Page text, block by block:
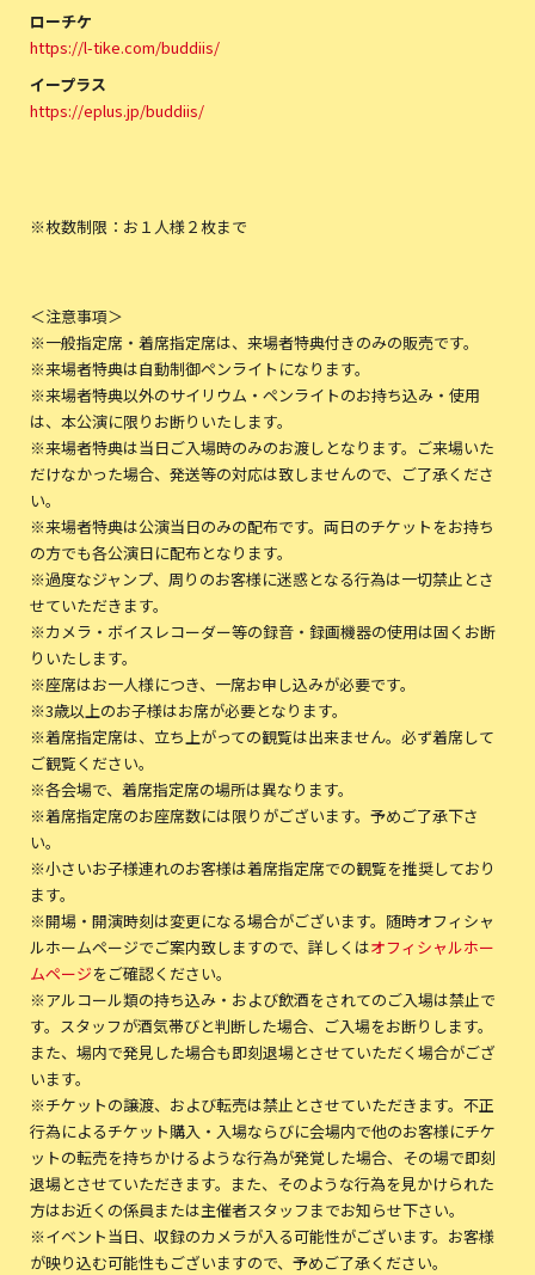
ローチケ
https://l-tike.com/buddiis/
イープラス
https://eplus.jp/buddiis/
※枚数制限：お１人様２枚まで
＜注意事項＞
※一般指定席・着席指定席は、来場者特典付きのみの販売です。
※来場者特典は自動制御ペンライトになります。
※来場者特典以外のサイリウム・ペンライトのお持ち込み・使用
は、本公演に限りお断りいたします。
※来場者特典は当日ご入場時のみのお渡しとなります。ご来場いた
だけなかった場合、発送等の対応は致しませんので、ご了承くださ
い。
※来場者特典は公演当日のみの配布です。両日のチケットをお持ち
の方でも各公演日に配布となります。
※過度なジャンプ、周りのお客様に迷惑となる行為は一切禁止とさ
せていただきます。
※カメラ・ボイスレコーダー等の録音・録画機器の使用は固くお断
りいたします。
※座席はお一人様につき、一席お申し込みが必要です。
※3歳以上のお子様はお席が必要となります。
※着席指定席は、立ち上がっての観覧は出来ません。必ず着席して
ご観覧ください。
※各会場で、着席指定席の場所は異なります。
※着席指定席のお座席数には限りがございます。予めご了承下さ
い。
※小さいお子様連れのお客様は着席指定席での観覧を推奨しており
ます。
※開場・開演時刻は変更になる場合がございます。随時オフィシャ
ルホームページでご案内致しますので、詳しくはオフィシャルホー
ムページをご確認ください。
※アルコール類の持ち込み・および飲酒をされてのご入場は禁止で
す。スタッフが酒気帯びと判断した場合、ご入場をお断りします。
また、場内で発見した場合も即刻退場とさせていただく場合がござ
います。
※チケットの譲渡、および転売は禁止とさせていただきます。不正
行為によるチケット購入・入場ならびに会場内で他のお客様にチケ
ットの転売を持ちかけるような行為が発覚した場合、その場で即刻
退場とさせていただきます。また、そのような行為を見かけられた
方はお近くの係員または主催者スタッフまでお知らせ下さい。
※イベント当日、収録のカメラが入る可能性がございます。お客様
が映り込む可能性もございますので、予めご了承ください。